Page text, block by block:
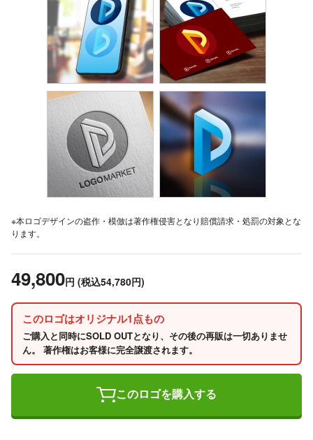
※本ロゴデザインの盗作・模倣は著作権侵害となり賠償請求・処罰の対象とな
ります。
49,800円 (税込54,780円)
このロゴはオリジナル1点もの
ご購入と同時にSOLD OUTとなり、その後の再販は一切ありませ
ん。 著作権はお客様に完全譲渡されます。
このロゴを購入する